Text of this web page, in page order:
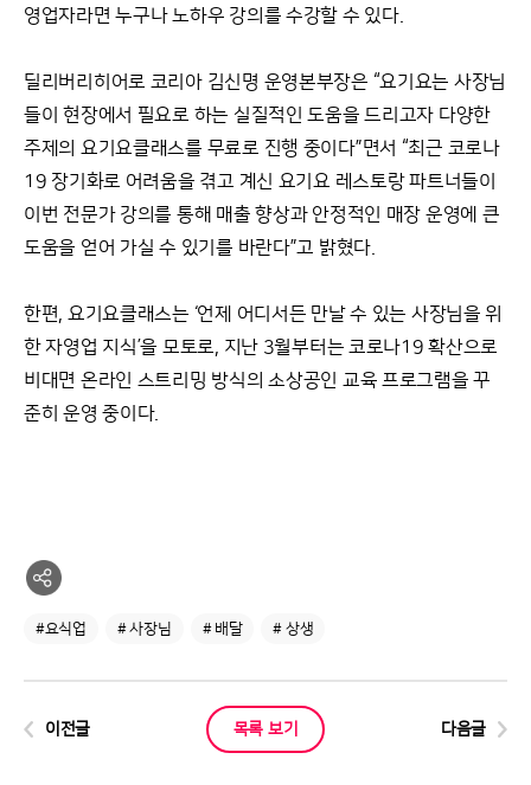
영업자라면 누구나 노하우 강의를 수강할 수 있다.
딜리버리히어로 코리아 김신명 운영본부장은 “요기요는 사장님
들이 현장에서 필요로 하는 실질적인 도움을 드리고자 다양한
주제의 요기요클래스를 무료로 진행 중이다”면서 “최근 코로나
19 장기화로 어려움을 겪고 계신 요기요 레스토랑 파트너들이
이번 전문가 강의를 통해 매출 향상과 안정적인 매장 운영에 큰
도움을 얻어 가실 수 있기를 바란다”고 밝혔다.
한편, 요기요클래스는 ‘언제 어디서든 만날 수 있는 사장님을 위
한 자영업 지식’을 모토로, 지난 3월부터는 코로나19 확산으로
비대면 온라인 스트리밍 방식의 소상공인 교육 프로그램을 꾸
준히 운영 중이다.
#요식업 # 사장님 # 배달 # 상생
이전글 목록 보기 다음글